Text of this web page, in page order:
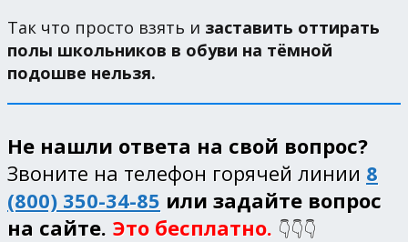
Так что просто взять и заставить оттирать
полы школьников в обуви на тёмной
подошве нельзя.
Не нашли ответа на свой вопрос?
Звоните на телефон горячей линии 8
(800) 350-34-85 или задайте вопрос
на сайте. Это бесплатно. 👇👇👇